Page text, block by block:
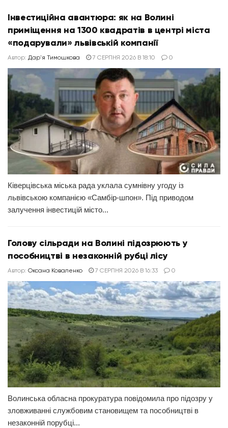
Інвестиційна авантюра: як на Волині
приміщення на 1300 квадратів в центрі міста
«подарували» львівській компанії
Автор: Дар'я Тимошкова 7 СЕРПНЯ 2026 В 18:10 0
Ківерцівська міська рада уклала сумнівну угоду із
львівською компанією «Самбір-шпон». Під приводом
залучення інвестицій місто...
Голову сільради на Волині підозрюють у
пособництві в незаконній рубці лісу
Автор: Оксана Коваленко 7 СЕРПНЯ 2026 В 16:33 0
Волинська обласна прокуратура повідомила про підозру у
зловживанні службовим становищем та пособництві в
незаконній порубці...